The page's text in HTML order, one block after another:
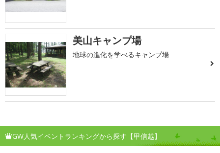
美山キャンプ場
地球の進化を学べるキャンプ場
GW人気イベントランキングから探す【甲信越】